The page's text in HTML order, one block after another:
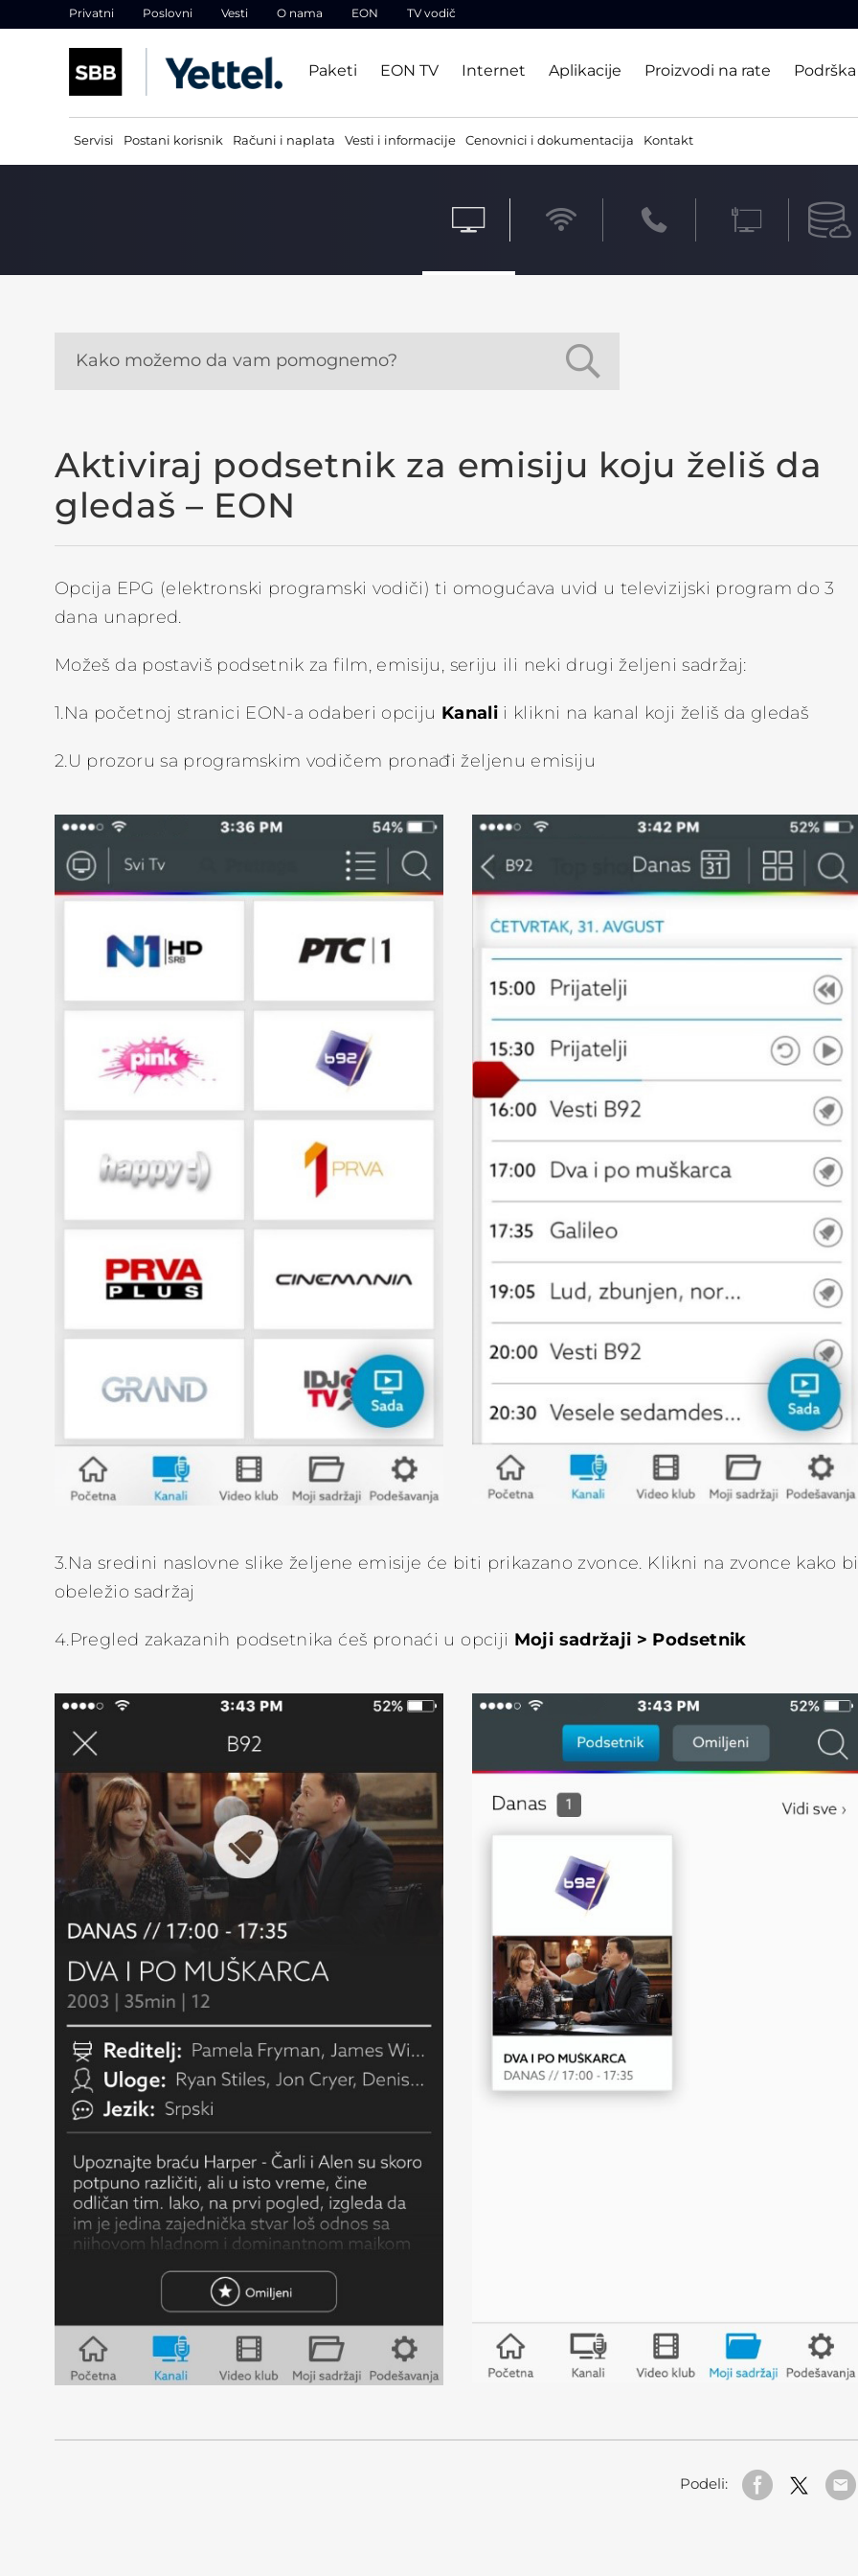
Privatni Poslovni Vesti O nama EON TV vodič
Paketi EON TV Internet Aplikacije Proizvodi na rate Podrška
Servisi Postani korisnik Računi i naplata Vesti i informacije Cenovnici i dokumentacija Kontakt
Aktiviraj podsetnik za emisiju koju želiš da
gledaš – EON
Opcija EPG (elektronski programski vodiči) ti omogućava uvid u televizijski program do 3
dana unapred.
Možeš da postaviš podsetnik za film, emisiju, seriju ili neki drugi željeni sadržaj:
1.Na početnoj stranici EON-a odaberi opciju Kanali i klikni na kanal koji želiš da gledaš
2.U prozoru sa programskim vodičem pronađi željenu emisiju
3.Na sredini naslovne slike željene emisije će biti prikazano zvonce. Klikni na zvonce kako bi
obeležio sadržaj
4.Pregled zakazanih podsetnika ćeš pronaći u opciji Moji sadržaji > Podsetnik
Podeli: